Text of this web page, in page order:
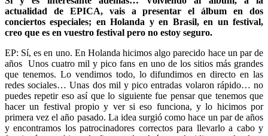
actualidad de EPICA, vais a presentar el álbum en dos
conciertos especiales; en Holanda y en Brasil, en un festival,
creo que es en vuestro festival pero no estoy seguro.
EP: Sí, es en uno. En Holanda hicimos algo parecido hace un par de
años Unos cuatro mil y pico fans en uno de los sitios más grandes
que tenemos. Lo vendimos todo, lo difundimos en directo en las
redes sociales… Unas dos mil y pico entradas volaron rápido… no
puedes repetir eso así que lo siguiente fue pensar que tenemos que
hacer un festival propio y ver si eso funciona, y lo hicimos por
primera vez el año pasado. La idea surgió como hace un par de años
y encontramos los patrocinadores correctos para llevarlo a cabo y